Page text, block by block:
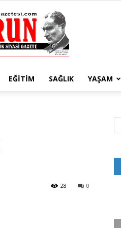
EĞITIM SAĞLIK YAŞAM
0
28